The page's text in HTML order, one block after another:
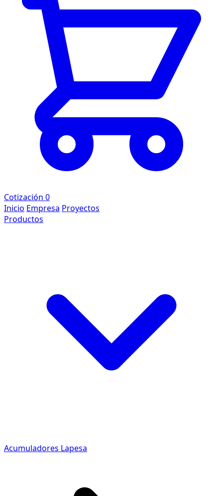
Cotización 0
Inicio Empresa Proyectos
Productos
Acumuladores Lapesa